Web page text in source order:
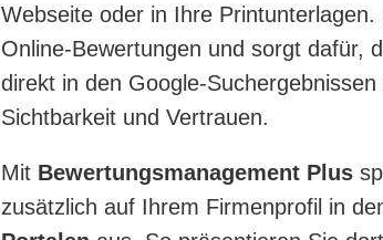
Webseite oder in Ihre
Online-Bewertungen und sorgt dafür,
direkt in den Google-
Sichtbarkeit und Vertrauen.
Mit Bewertungsmanagement Plus
zusätzlich auf Ihrem Firmenprofil in